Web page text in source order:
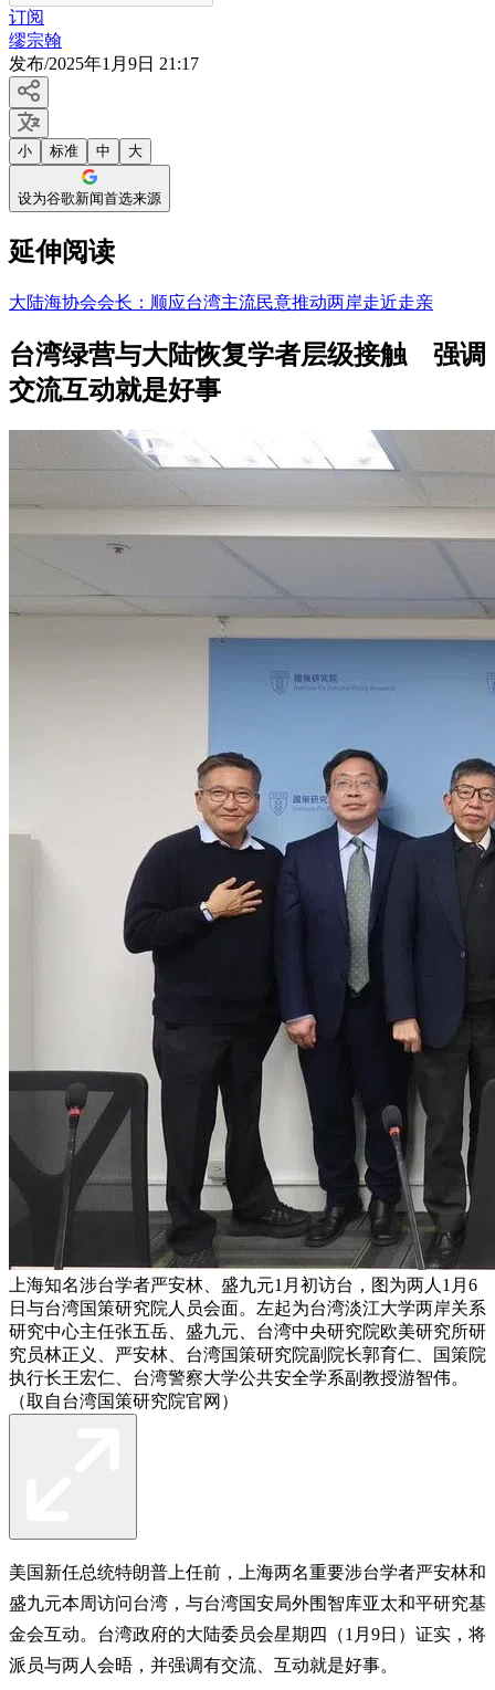
订阅
缪宗翰
发布/2025年1月9日 21:17
小 标准 中 大
设为谷歌新闻首选来源
延伸阅读
大陆海协会会长：顺应台湾主流民意推动两岸走近走亲
台湾绿营与大陆恢复学者层级接触 强调
交流互动就是好事
上海知名涉台学者严安林、盛九元1月初访台，图为两人1月6
日与台湾国策研究院人员会面。左起为台湾淡江大学两岸关系
研究中心主任张五岳、盛九元、台湾中央研究院欧美研究所研
究员林正义、严安林、台湾国策研究院副院长郭育仁、国策院
执行长王宏仁、台湾警察大学公共安全学系副教授游智伟。
（取自台湾国策研究院官网）
美国新任总统特朗普上任前，上海两名重要涉台学者严安林和
盛九元本周访问台湾，与台湾国安局外围智库亚太和平研究基
金会互动。台湾政府的大陆委员会星期四（1月9日）证实，将
派员与两人会晤，并强调有交流、互动就是好事。